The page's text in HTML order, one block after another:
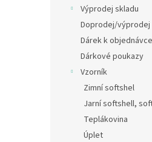
Výprodej skladu
Doprodej/výprodej
Dárek k objednávce
Dárkové poukazy
Vzorník
Zimní softshel
Jarní softshell,
Teplákovina
Úplet